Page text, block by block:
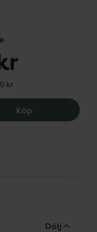
kr
KöpIsntree
Dölj